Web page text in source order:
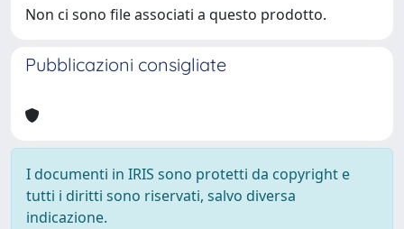
Non ci sono file associati a questo prodotto.
Pubblicazioni consigliate
I documenti in IRIS sono protetti da copyright e
tutti i diritti sono riservati, salvo diversa
indicazione.